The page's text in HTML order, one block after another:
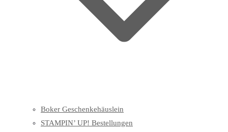
Boker Geschenkehäuslein
STAMPIN’ UP! Bestellungen